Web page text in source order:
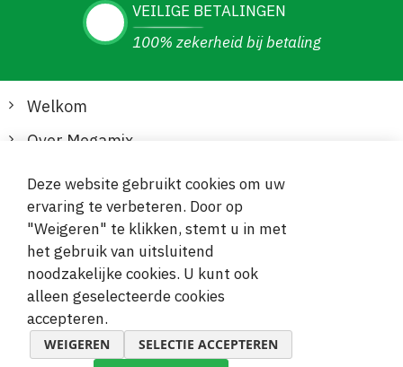
VEILIGE BETALINGEN
100% zekerheid bij betaling
Welkom
Over Megamix
Informatie
Klantenservice
Veilige en gemakkelijke betalingen
Deze website gebruikt cookies om uw
ervaring te verbeteren. Door op
"Weigeren" te klikken, stemt u in met
het gebruik van uitsluitend
noodzakelijke cookies. U kunt ook
alleen geselecteerde cookies
accepteren.
WEIGEREN SELECTIE ACCEPTEREN